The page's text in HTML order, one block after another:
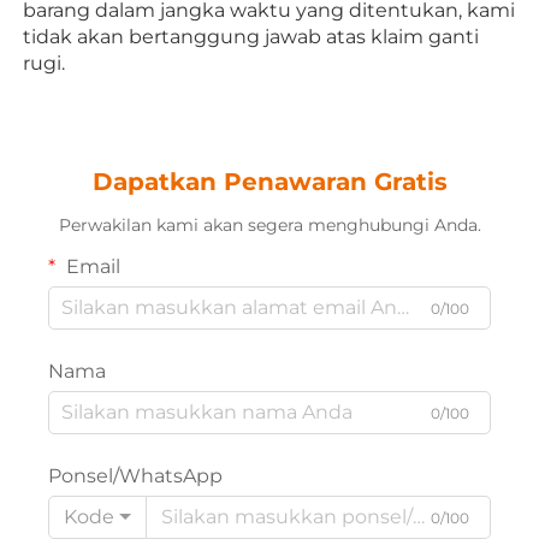
barang dalam jangka waktu yang ditentukan, kami
tidak akan bertanggung jawab atas klaim ganti
rugi.
Dapatkan Penawaran Gratis
Perwakilan kami akan segera menghubungi Anda.
Email
0/100
Nama
0/100
Ponsel/WhatsApp
Kode
0/100